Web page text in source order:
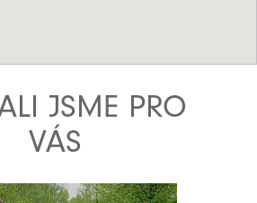
JSME PRO
VÁS